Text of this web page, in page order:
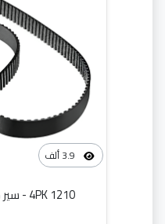
4PK 1210 - سير مجموعه يارس 2007